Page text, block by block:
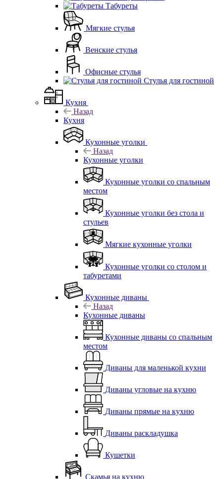
Табуреты
Мягкие стулья
Венские стулья
Офисные стулья
Стулья для гостиной
Кухня
Назад
Кухня
Кухонные уголки
Назад
Кухонные уголки
Кухонные уголки со спальным
местом
Кухонные уголки без стола и
стульев
Мягкие кухонные уголки
Кухонные уголки со столом и
табуретами
Кухонные диваны
Назад
Кухонные диваны
Кухонные диваны со спальным
местом
Диваны для маленькой кухни
Диваны угловые на кухню
Диваны прямые на кухню
Диваны раскладушка
Кушетки
Скамья на кухню